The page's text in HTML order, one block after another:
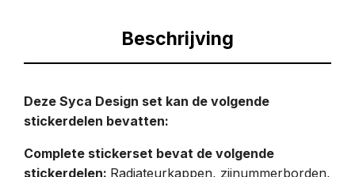
Beschrijving
Deze Syca Design set kan de volgende
stickerdelen bevatten:
Complete stickerset bevat de volgende
stickerdelen: Radiateurkappen, zijnummerborden,